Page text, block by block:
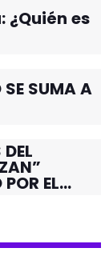
es
SE SUMA A
EL